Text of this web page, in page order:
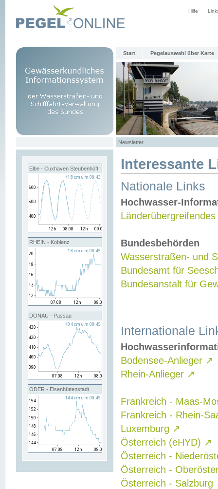
Hilfe
Start Pegelauswahl über Karte
Newsletter
Elbe - Cuxhaven Steubenhöft
RHEIN - Koblenz
DONAU - Passau
ODER - Eisenhüttenstadt
Interessante
Nationale Links
Hochwasser-
Bundesbehörden
Wasserstraßen- und
Bundesamt für
Bundesanstalt für
Internationale
Bodensee-Anlieger ↗
Rhein-Anlieger ↗
Frankreich - Maas-
Frankreich - Rhein-
Luxemburg ↗
Österreich (eHYD) ↗
Österreich -
Österreich -
Österreich - Salzburg